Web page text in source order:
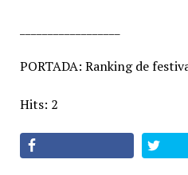
PORTADA: Ranking de
Hits: 2